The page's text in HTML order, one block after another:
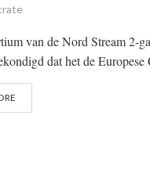
van de Nord Stream 2-
dat het de